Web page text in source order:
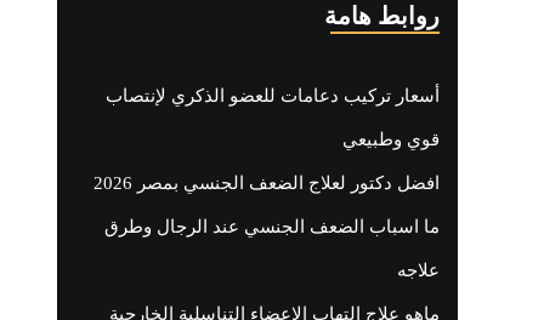
روابط هامة
أسعار تركيب دعامات للعضو الذكري لإنتصاب
قوي وطبيعي
افضل دكتور لعلاج الضعف الجنسي بمصر 2026
ما اسباب الضعف الجنسي عند الرجال وطرق
علاجه
ماهو علاج التهاب الاعضاء التناسلية الخارجية